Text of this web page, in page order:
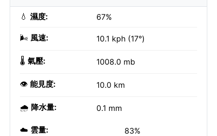
💧 濕度: 67%
🌬️ 風速: 10.1 kph (17°)
🌡️ 氣壓: 1008.0 mb
👁️ 能見度: 10.0 km
🌧️ 降水量: 0.1 mm
☁️ 雲量: 83%